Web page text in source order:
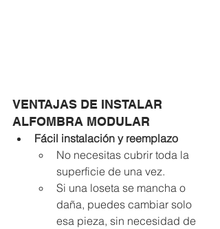
VENTAJAS DE INSTALAR
ALFOMBRA MODULAR
Fácil instalación y reemplazo
No necesitas cubrir toda la
superficie de una vez.
Si una loseta se mancha o
daña, puedes cambiar solo
esa pieza, sin necesidad de